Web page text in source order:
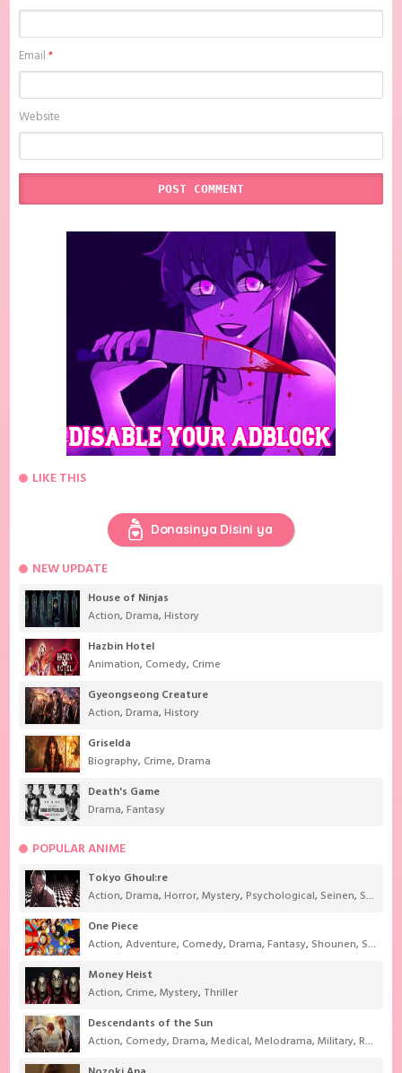
Email*
Website
LIKE THIS
Donasinya Disini ya
NEW UPDATE
House of Ninjas
Action,Drama,History
Hazbin Hotel
Animation, Comedy, Crime
Gyeongseong Creature
Action,Drama,History
Griselda
Biography, Crime,Drama
Death's Game
Drama,Fantasy
POPULAR ANIME
Tokyo Ghoul:re
Action,Drama,Horror,Mystery,Psychological, Seinen, Supernatural
One Piece
Action,Adventure, Comedy,Drama,Fantasy, Shounen, Super Power
Money Heist
Action, Crime,Mystery, Thriller
Descendants of the Sun
Action, Comedy,Drama,Medical,Melodrama,Military,Romance